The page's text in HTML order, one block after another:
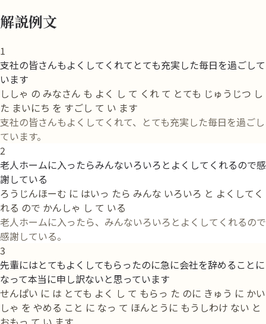
解説例文
1
支社の皆さんもよくしてくれてとても充実した毎日を過ごして
います
ししゃ の みなさん も よく し て くれ て とても じゅうじつ し
た まいにち を すごし て い ます
支社の皆さんもよくしてくれて、とても充実した毎日を過ごし
ています。
2
老人ホームに入ったらみんないろいろとよくしてくれるので感
謝している
ろうじんほーむ に はいっ たら みんな いろいろ と よくしてく
れる ので かんしゃ し て いる
老人ホームに入ったら、みんないろいろとよくしてくれるので
感謝している。
3
先輩にはとてもよくしてもらったのに急に会社を辞めることに
なって本当に申し訳ないと思っています
せんぱい に は とても よく し て もらっ た のに きゅう に かい
しゃ を やめる こと に なっ て ほんとうに もうしわけ ない と